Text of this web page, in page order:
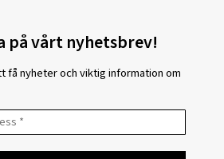
på vårt nyhetsbrev!
få nyheter och viktig information om